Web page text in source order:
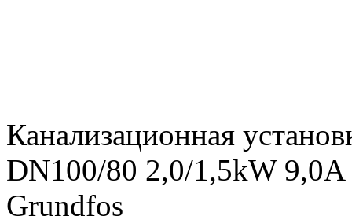
Канализационная
DN100/80 2,0/1,5kW
Grundfos